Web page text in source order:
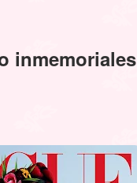
inmemoriales